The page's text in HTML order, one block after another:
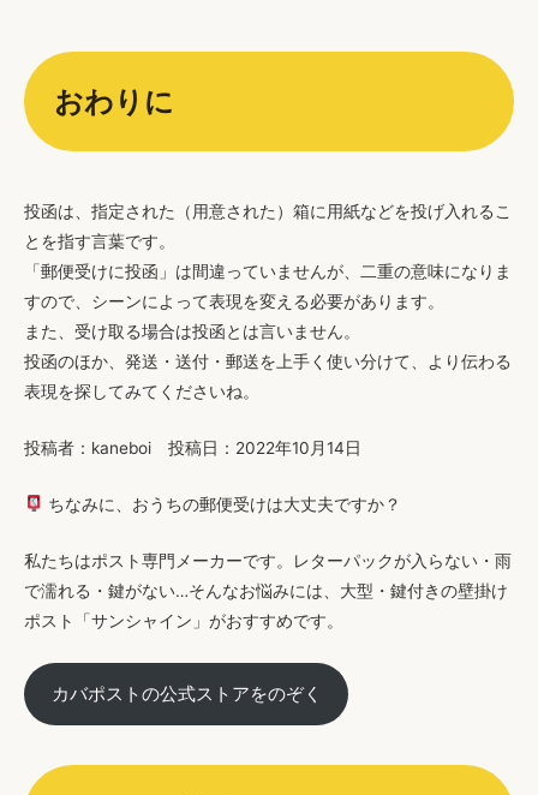
おわりに
投函は、指定された（用意された）箱に用紙などを投げ入れるこ
とを指す言葉です。
「郵便受けに投函」は間違っていませんが、二重の意味になりま
すので、シーンによって表現を変える必要があります。
また、受け取る場合は投函とは言いません。
投函のほか、発送・送付・郵送を上手く使い分けて、より伝わる
表現を探してみてくださいね。
投稿者：kaneboi 投稿日：2022年10月14日
ちなみに、おうちの郵便受けは大丈夫ですか？
私たちはポスト専門メーカーです。レターパックが入らない・雨
で濡れる・鍵がない…そんなお悩みには、大型・鍵付きの壁掛け
ポスト「サンシャイン」がおすすめです。
カバポストの公式ストアをのぞく